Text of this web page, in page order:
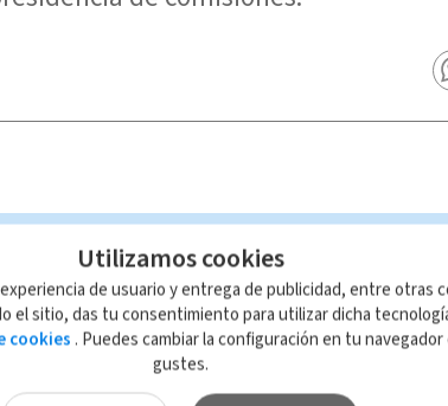
mismo que es propiedad de TELEDIARIO; su reproducción
Utilizamos cookies
de usuario y entrega de publicidad, entre otras
el sitio, das tu consentimiento para utilizar dicha
cookies . Puedes cambiar la configuración en tu navegador
gustes.